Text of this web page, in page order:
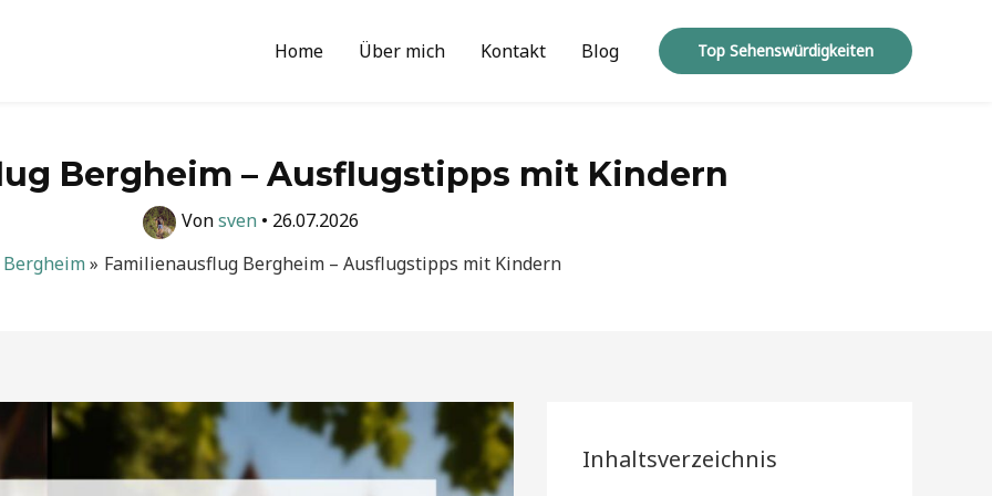
Home Über mich Kontakt Blog Top Sehenswürdigkeiten
Bergheim – Ausflugstipps mit Kindern
Vonsven • 26.07.2026
Bergheim Familienausflug Bergheim – Ausflugstipps mit Kindern
Inhaltsverzeichnis